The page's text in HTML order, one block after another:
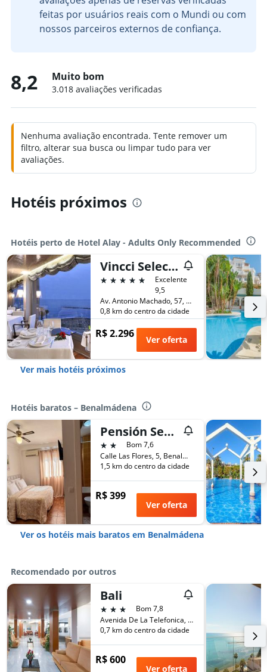
feitas por usuários reais com o Mundi ou com
nossos parceiros externos de confiança.
8,2 Muito bom
3.018 avaliações verificadas
Nenhuma avaliação encontrada. Tente remover um
filtro, alterar sua busca ou limpar tudo para ver
avaliações.
Hotéis próximos
Hotéis perto de Hotel Alay - Adults Only Recommended
Vincci Selección Aleysa
5 estrelas
Excelente
9,5
Av. Antonio Machado, 57, Benalmádena, Andaluzia, Espanha
0,8 km do centro da cidade
R$ 2.296 Ver oferta
Ver mais hotéis próximos
Hotéis baratos – Benalmádena
Pensión Serramar
2 estrelas
Bom 7,6
Calle Las Flores, 5, Benalmádena, Andaluzia, Espanha
1,5 km do centro da cidade
R$ 399
Ver oferta
Ver os hotéis mais baratos em Benalmádena
Recomendado por outros
Bali
3 estrelasBom 7,8
Avenida De La Telefonica, 7, Benalmádena, Andaluzia, Espanha
0,7 km do centro da cidade
R$ 600
Ver oferta